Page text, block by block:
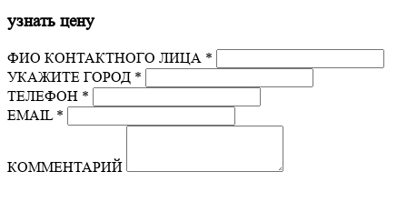
узнать цену
ФИО КОНТАКТНОГО ЛИЦА *
УКАЖИТЕ ГОРОД *
ТЕЛЕФОН *
EMAIL *
КОММЕНТАРИЙ